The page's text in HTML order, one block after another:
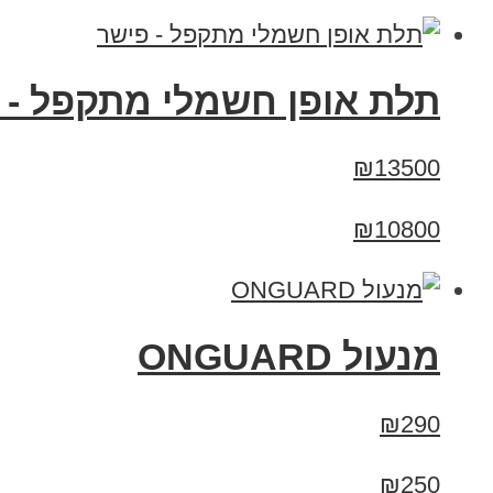
תלת אופן חשמלי מתקפל
₪13500
₪10800
מנעול ONGUARD
₪290
₪250